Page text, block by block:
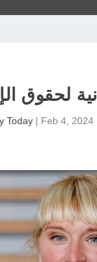
لحقوق
Today | Feb 4, 2024